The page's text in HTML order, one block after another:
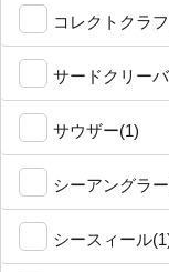
コレクトクラ
サードクリー
サウザー(1)
シーアングラ
シースィール